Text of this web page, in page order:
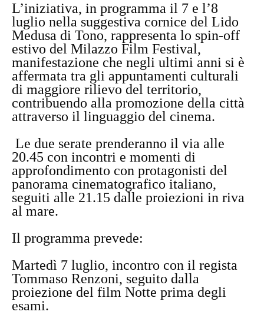
L’iniziativa, in programma il 7 e l’8
luglio nella suggestiva cornice del Lido
Medusa di Tono, rappresenta lo spin-off
estivo del Milazzo Film Festival,
manifestazione che negli ultimi anni si è
affermata tra gli appuntamenti culturali
di maggiore rilievo del territorio,
contribuendo alla promozione della città
attraverso il linguaggio del cinema.
Le due serate prenderanno il via alle
20.45 con incontri e momenti di
approfondimento con protagonisti del
panorama cinematografico italiano,
seguiti alle 21.15 dalle proiezioni in riva
al mare.
Il programma prevede:
Martedì 7 luglio, incontro con il regista
Tommaso Renzoni, seguito dalla
proiezione del film Notte prima degli
esami.